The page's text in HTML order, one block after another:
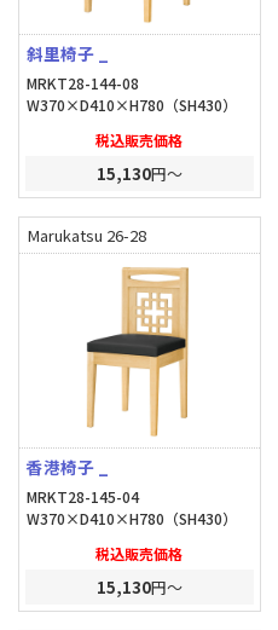
斜里椅子 _
MRKT28-144-08
W370×D410×H780（SH430）
税込販売価格
15,130円～
Marukatsu 26-28
香港椅子 _
MRKT28-145-04
W370×D410×H780（SH430）
税込販売価格
15,130円～